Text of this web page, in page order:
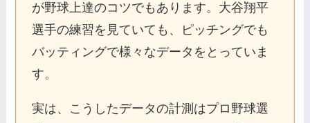
が野球上達のコツでもあります。大谷翔平
選手の練習を見ていても、ピッチングでも
バッティングで様々なデータをとっていま
す。
実は、こうしたデータの計測はプロ野球選